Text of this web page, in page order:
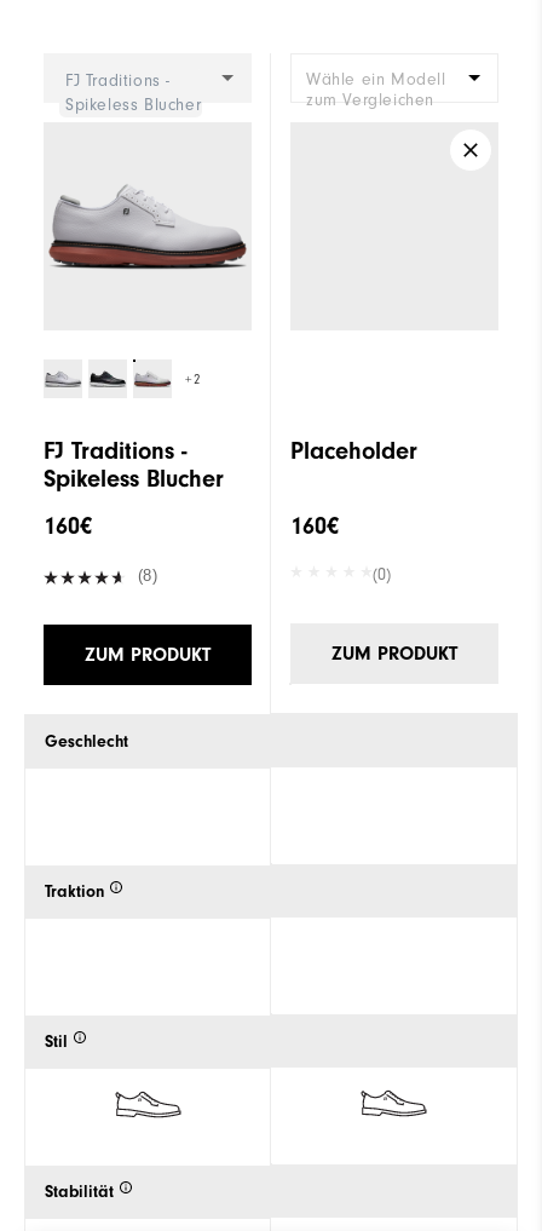
FJ Traditions -
Spikeless Blucher
+2
FJ Traditions -
Spikeless Blucher
160€
(8)
ZUM PRODUKT
Geschlecht
Traktion
Stil
Stabilität
Wähle ein Modell
zum Vergleichen
Placeholder
160€
(0)
ZUM PRODUKT